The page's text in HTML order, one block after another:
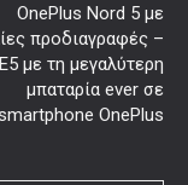
OnePlus Nord 5 με
προδιαγραφές –
με τη μεγαλύτερη
μπαταρία ever σε
OnePlus